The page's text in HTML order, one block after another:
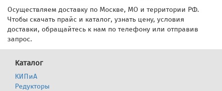
Осуществляем доставку по Москве, МО и территории РФ.
Чтобы скачать прайс и каталог, узнать цену, условия
доставки, обращайтесь к нам по телефону или отправив
запрос.
Каталог
КИПиА
Редукторы